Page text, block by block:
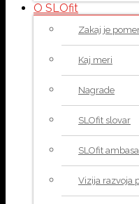
O SLOfit
Zakaj je
Kaj meri
Nagrade
SLOfit slovar
SLOfit
Vizija razvoja